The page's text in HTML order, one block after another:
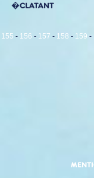
�CLATANT
155 - 156 - 157 - 158 - 159 -